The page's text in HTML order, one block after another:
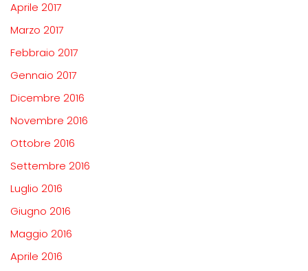
Aprile 2017
Marzo 2017
Febbraio 2017
Gennaio 2017
Dicembre 2016
Novembre 2016
Ottobre 2016
Settembre 2016
Luglio 2016
Giugno 2016
Maggio 2016
Aprile 2016